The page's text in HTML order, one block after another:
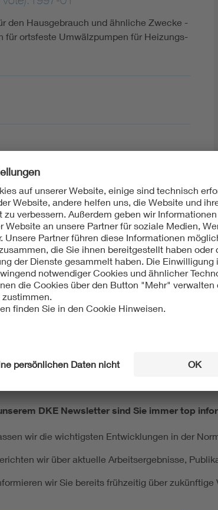
den Hausgebrauch und ähnliche Zwecke -
für ortsfeste Umwälzpumpen für Heizungs-
den Hausgebrauch und ähnliche Zwecke -
für ortsfeste Umwälzpumpen für
2-51:1997-03
DKE Newsletter sind Sie immer top
wir die wichtigsten Entwicklungen in der
wir über aktuelle Arbeitsergebnisse,
wir Sie bereits frühzeitig über zukünftige